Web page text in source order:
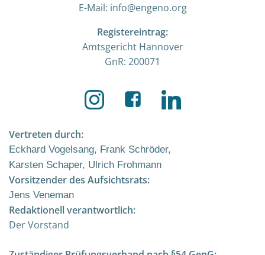
E-Mail: info@engeno.org
Registereintrag:
Amtsgericht Hannover
GnR: 200071
Vertreten durch:
Eckhard Vogelsang, Frank Schröder,
Karsten Schaper, Ulrich Frohmann
Vorsitzender des Aufsichtsrats:
Jens Veneman
Redaktionell verantwortlich:
Der Vorstand